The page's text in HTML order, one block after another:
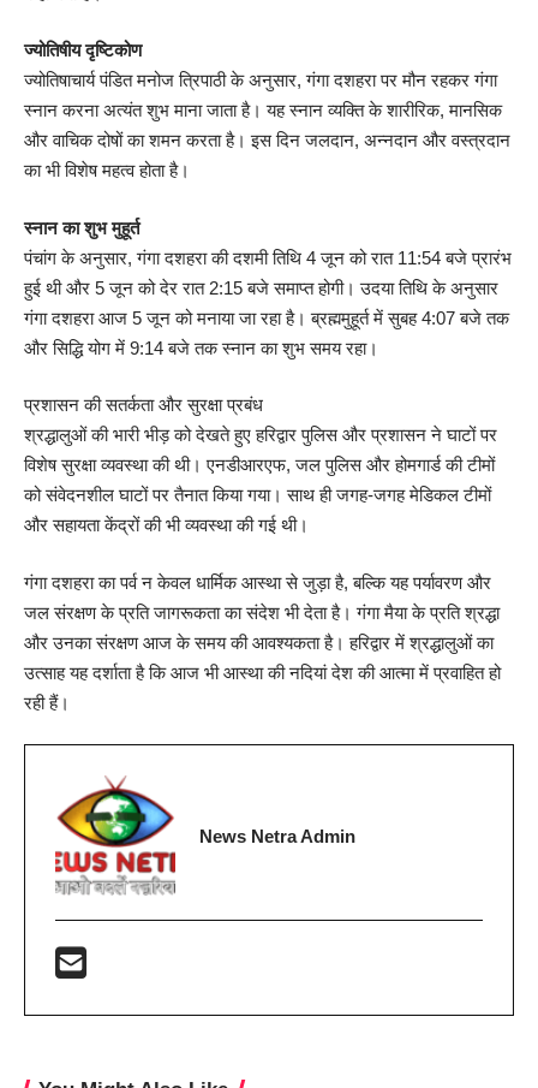
ज्योतिषीय दृष्टिकोण
ज्योतिषाचार्य पंडित मनोज त्रिपाठी के अनुसार, गंगा दशहरा पर मौन रहकर गंगा
स्नान करना अत्यंत शुभ माना जाता है। यह स्नान व्यक्ति के शारीरिक, मानसिक
और वाचिक दोषों का शमन करता है। इस दिन जलदान, अन्नदान और वस्त्रदान
का भी विशेष महत्व होता है।
स्नान का शुभ मुहूर्त
पंचांग के अनुसार, गंगा दशहरा की दशमी तिथि 4 जून को रात 11:54 बजे प्रारंभ
हुई थी और 5 जून को देर रात 2:15 बजे समाप्त होगी। उदया तिथि के अनुसार
गंगा दशहरा आज 5 जून को मनाया जा रहा है। ब्रह्ममुहूर्त में सुबह 4:07 बजे तक
और सिद्धि योग में 9:14 बजे तक स्नान का शुभ समय रहा।
प्रशासन की सतर्कता और सुरक्षा प्रबंध
श्रद्धालुओं की भारी भीड़ को देखते हुए हरिद्वार पुलिस और प्रशासन ने घाटों पर
विशेष सुरक्षा व्यवस्था की थी। एनडीआरएफ, जल पुलिस और होमगार्ड की टीमों
को संवेदनशील घाटों पर तैनात किया गया। साथ ही जगह-जगह मेडिकल टीमों
और सहायता केंद्रों की भी व्यवस्था की गई थी।
गंगा दशहरा का पर्व न केवल धार्मिक आस्था से जुड़ा है, बल्कि यह पर्यावरण और
जल संरक्षण के प्रति जागरूकता का संदेश भी देता है। गंगा मैया के प्रति श्रद्धा
और उनका संरक्षण आज के समय की आवश्यकता है। हरिद्वार में श्रद्धालुओं का
उत्साह यह दर्शाता है कि आज भी आस्था की नदियां देश की आत्मा में प्रवाहित हो
रही हैं।
News Netra Admin